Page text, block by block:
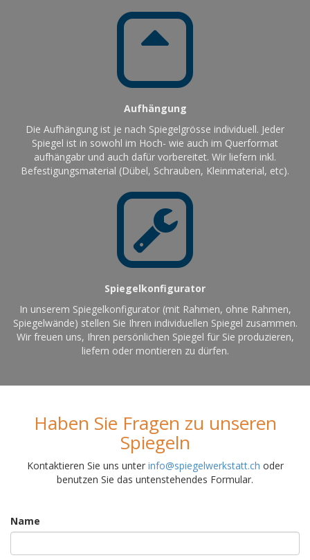
Aufhängung
Die Aufhängung ist je nach Spiegelgrösse individuell. Jeder
Spiegel ist in sowohl im Hoch- wie auch im Querformat
aufhängabr und auch dafür vorbereitet. Wir liefern inkl.
Befestigungsmaterial (Dübel, Schrauben, Kleinmaterial, etc).
Spiegelkonfigurator
In unserem Spiegelkonfigurator (mit Rahmen, ohne Rahmen,
Spiegelwände) stellen Sie Ihren individuellen Spiegel zusammen.
Wir freuen uns, Ihren persönlichen Spiegel für Sie produzieren,
liefern oder montieren zu dürfen.
Haben Sie Fragen zu unseren
Spiegeln
Kontaktieren Sie uns unter info@spiegelwerkstatt.ch oder
benutzen Sie das untenstehendes Formular.
Name